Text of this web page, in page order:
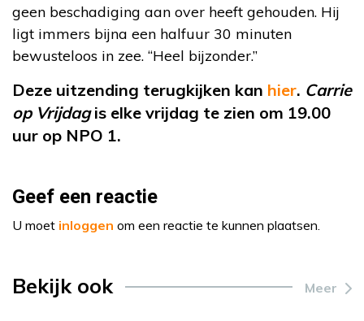
geen beschadiging aan over heeft gehouden. Hij
ligt immers bijna een halfuur 30 minuten
bewusteloos in zee. “Heel bijzonder.”
Deze uitzending terugkijken kan hier. Carrie
op Vrijdagis elke vrijdag te zien om 19.00
uur op NPO 1.
Geef een reactie
U moet inloggen om een reactie te kunnen plaatsen.
Bekijk ook Meer